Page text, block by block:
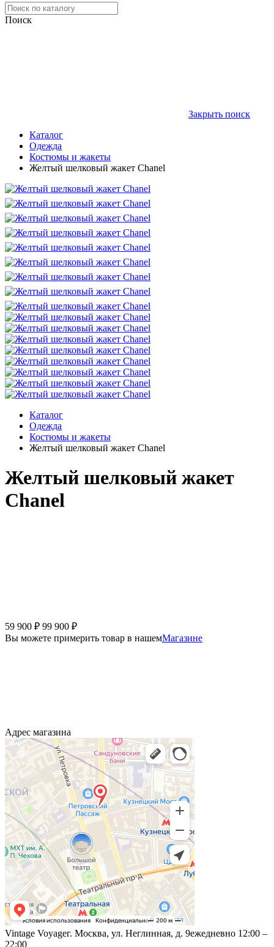
Поиск
Закрыть поиск
Каталог
Одежда
Костюмы и жакеты
Желтый шелковый жакет Chanel
Каталог
Одежда
Костюмы и жакеты
Желтый шелковый жакет Chanel
Желтый шелковый жакет
Chanel
59 900 ₽ 99 900 ₽
Вы можете примерить товар в нашемМагазине
Адрес магазина
Vintage Voyageг. Москва, ул. Неглинная, д. 9ежедневно 12:00 –
22:00